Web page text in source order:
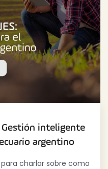
Gestión inteligente
argentino
charlar sobre como